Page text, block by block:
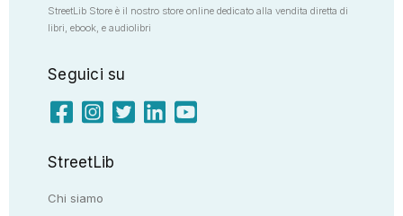
StreetLib Store è il nostro store online dedicato alla vendita diretta di
libri, ebook, e audiolibri
Seguici su
StreetLib
Chi siamo